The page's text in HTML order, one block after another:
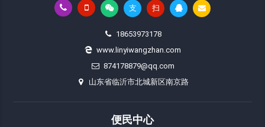
支 扫
18653973178
www.linyiwangzhan.com
874178879@qq.com
山东省临沂市北城新区南京路
便民中心